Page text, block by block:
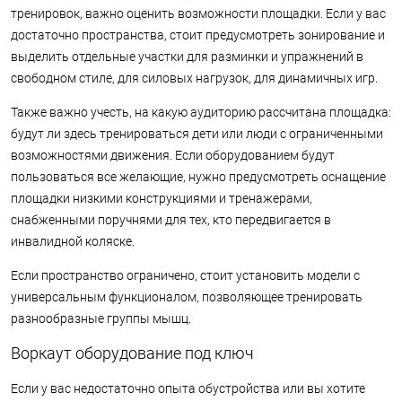
тренировок, важно оценить возможности площадки. Если у вас
достаточно пространства, стоит предусмотреть зонирование и
выделить отдельные участки для разминки и упражнений в
свободном стиле, для силовых нагрузок, для динамичных игр.
Также важно учесть, на какую аудиторию рассчитана площадка:
будут ли здесь тренироваться дети или люди с ограниченными
возможностями движения. Если оборудованием будут
пользоваться все желающие, нужно предусмотреть оснащение
площадки низкими конструкциями и тренажерами,
снабженными поручнями для тех, кто передвигается в
инвалидной коляске.
Если пространство ограничено, стоит установить модели с
универсальным функционалом, позволяющее тренировать
разнообразные группы мышц.
Воркаут оборудование под ключ
Если у вас недостаточно опыта обустройства или вы хотите